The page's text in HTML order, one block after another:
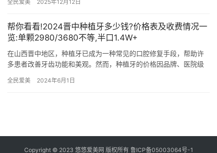
全民爱美 2025年12月12日
帮你看看!2024晋中种植牙多少钱?价格表及收费情况一
览:单颗2980/3680不等,半口1.4W+
在山西晋中地区，种植牙已成为一种常见的口腔修复手段，帮助许
多患者改善牙齿功能和美观。然而，种植牙的价格因品牌、医院级
格表及…
全民爱美 2024年6月1日
Copyright © 2023 悠悠爱美网 版权所有 鲁ICP备05003064号-1